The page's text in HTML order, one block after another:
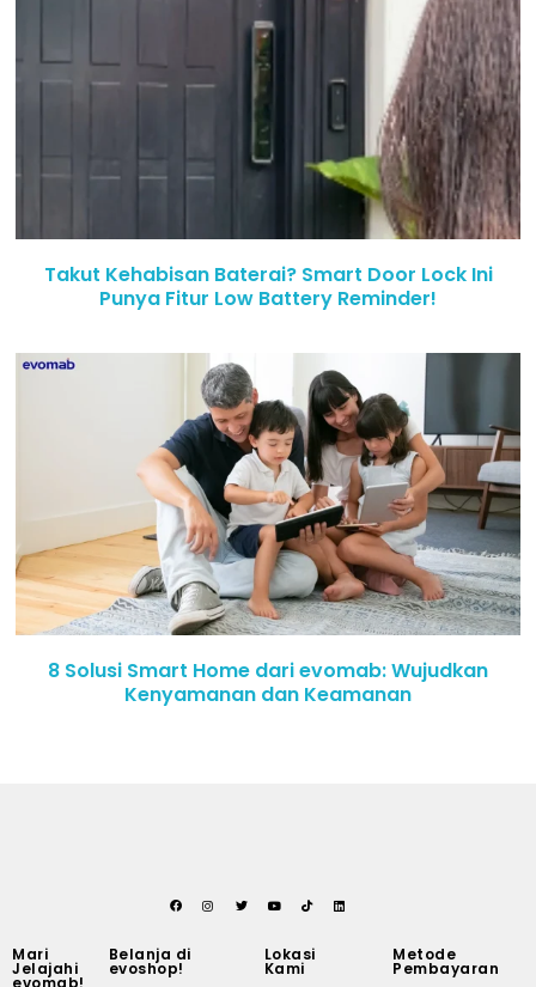
Takut Kehabisan Baterai? Smart Door Lock Ini
Punya Fitur Low Battery Reminder!
8 Solusi Smart Home dari evomab: Wujudkan
Kenyamanan dan Keamanan
Mari
Jelajahi
evomab!
Belanja di
evoshop!
Lokasi
Kami
Metode
Pembayaran